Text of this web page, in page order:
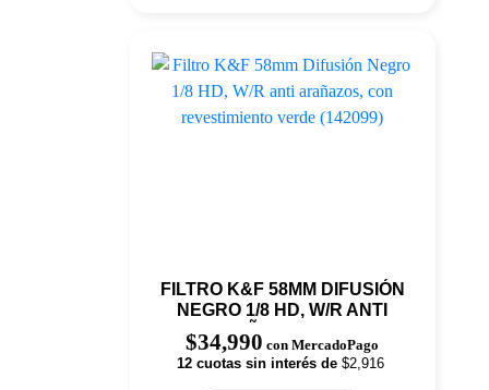
FILTRO K&F 58MM DIFUSIÓN
NEGRO 1/8 HD, W/R ANTI
ARAÑAZOS, CON
REVESTIMIENTO VERDE
(142099)
$34,990 con MercadoPago
12 cuotas sin interés de $2,916